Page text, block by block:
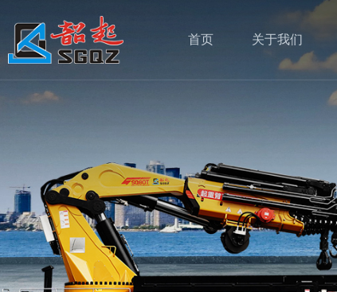
首页 关于我们